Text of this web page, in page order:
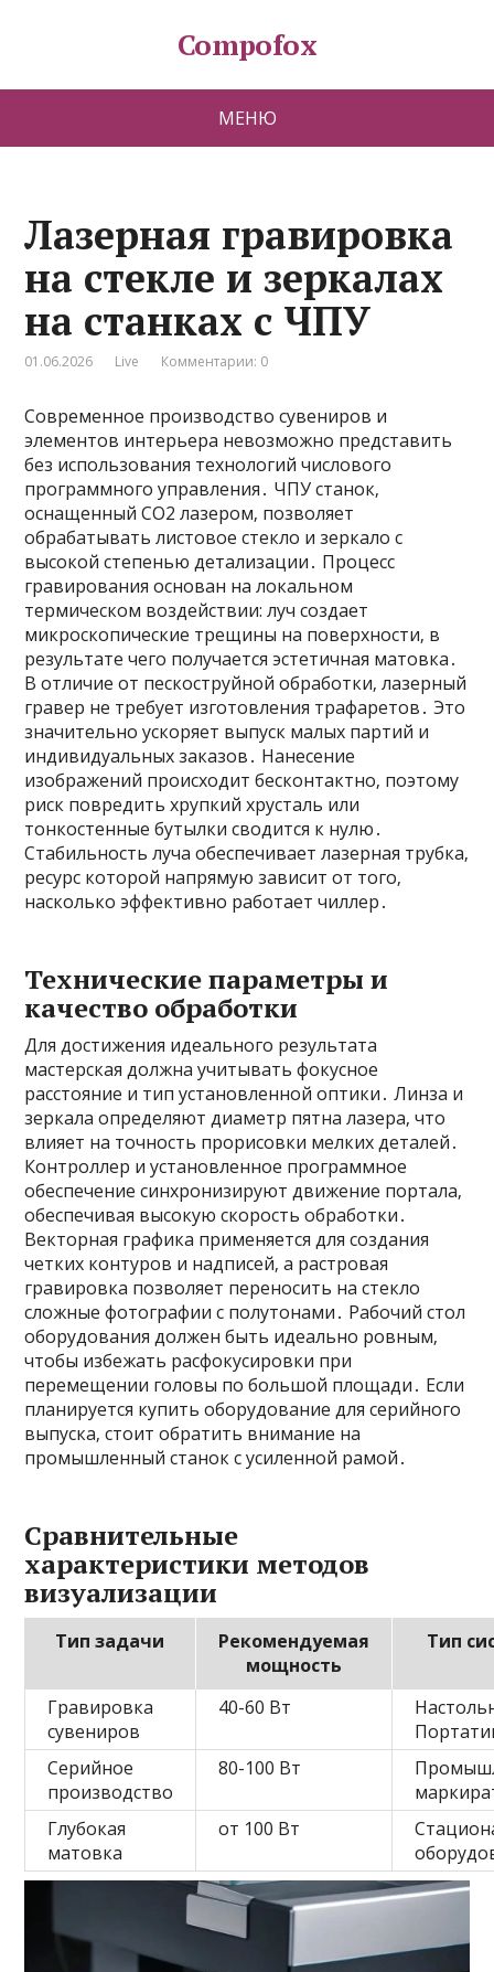
Compofox
МЕНЮ
Лазерная гравировка
на стекле и зеркалах
на станках с ЧПУ
01.06.2026 Live Комментарии: 0
Современное производство сувениров и
элементов интерьера невозможно представить
без использования технологий числового
программного управления․ ЧПУ станок‚
оснащенный СО2 лазером‚ позволяет
обрабатывать листовое стекло и зеркало с
высокой степенью детализации․ Процесс
гравирования основан на локальном
термическом воздействии: луч создает
микроскопические трещины на поверхности‚ в
результате чего получается эстетичная матовка․
В отличие от пескоструйной обработки‚ лазерный
гравер не требует изготовления трафаретов․ Это
значительно ускоряет выпуск малых партий и
индивидуальных заказов․ Нанесение
изображений происходит бесконтактно‚ поэтому
риск повредить хрупкий хрусталь или
тонкостенные бутылки сводится к нулю․
Стабильность луча обеспечивает лазерная трубка‚
ресурс которой напрямую зависит от того‚
насколько эффективно работает чиллер․
Технические параметры и
качество обработки
Для достижения идеального результата
мастерская должна учитывать фокусное
расстояние и тип установленной оптики․ Линза и
зеркала определяют диаметр пятна лазера‚ что
влияет на точность прорисовки мелких деталей․
Контроллер и установленное программное
обеспечение синхронизируют движение портала‚
обеспечивая высокую скорость обработки․
Векторная графика применяется для создания
четких контуров и надписей‚ а растровая
гравировка позволяет переносить на стекло
сложные фотографии с полутонами․ Рабочий стол
оборудования должен быть идеально ровным‚
чтобы избежать расфокусировки при
перемещении головы по большой площади․ Если
планируется купить оборудование для серийного
выпуска‚ стоит обратить внимание на
промышленный станок с усиленной рамой․
Сравнительные
характеристики методов
визуализации
Тип задачи
Рекомендуемая
мощность
Тип
Гравировка
сувениров
40-60 Вт
Серийное
производство
80-100 Вт
Глубокая
матовка
от 100 Вт